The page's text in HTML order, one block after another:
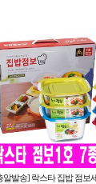
알발송] 락스타 집밥 점보